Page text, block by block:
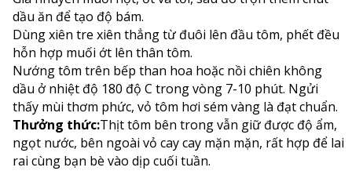
dầu ăn để tạo độ bám.
Dùng xiên tre xiên thẳng từ đuôi lên đầu tôm, phết đều
hỗn hợp muối ớt lên thân tôm.
Nướng tôm trên bếp than hoa hoặc nồi chiên không
dầu ở nhiệt độ 180 độ C trong vòng 7-10 phút. Ngửi
thấy mùi thơm phức, vỏ tôm hơi sém vàng là đạt chuẩn.
Thưởng thức:Thịt tôm bên trong vẫn giữ được độ ẩm,
ngọt nước, bên ngoài vỏ cay cay mặn mặn, rất hợp để lai
rai cùng bạn bè vào dịp cuối tuần.